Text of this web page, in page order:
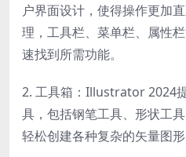
户界面设计，使得操作更加
理，工具栏、菜单栏、属性
速找到所需功能。
2. 工具箱：Illustrator 2024
具，包括钢笔工具、形状工
轻松创建各种复杂的矢量图形